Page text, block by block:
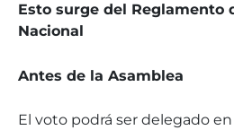
Esto surge del Reglamento
Nacional
Antes de la Asamblea
El voto podrá ser delegado